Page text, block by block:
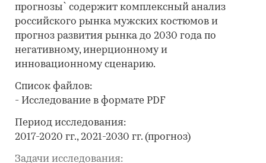
прогнозы` содержит комплексный анализ
российского рынка мужских костюмов и
прогноз развития рынка до 2030 года по
негативному, инерционному и
инновационному сценарию.
Список файлов:
- Исследование в формате PDF
Период исследования:
2017-2020 гг., 2021-2030 гг. (прогноз)
Задачи исследования: